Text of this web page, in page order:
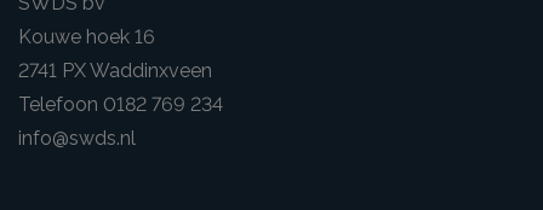
Kouwe hoek 16
2741 PX Waddinxveen
Telefoon 0182 769 234
info@swds.nl